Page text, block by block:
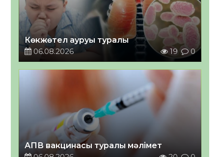
Көкжөтел ауруы туралы
06.08.2026
19 0
АПВ вакцинасы туралы мәлімет